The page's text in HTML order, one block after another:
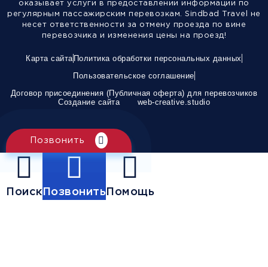
оказывает услуги в предоставлении информации по
регулярным пассажирским перевозкам. Sindbad Travel не
несет ответственности за отмену проезда по вине
перевозчика и изменения цены на проезд!
Карта сайта Политика обработки персональных данных
Пользовательское соглашение
Договор присоединения (Публичная оферта) для перевозчиков
Создание сайта
web-creative.studio
Позвонить
ПоискПозвонитьПомощь